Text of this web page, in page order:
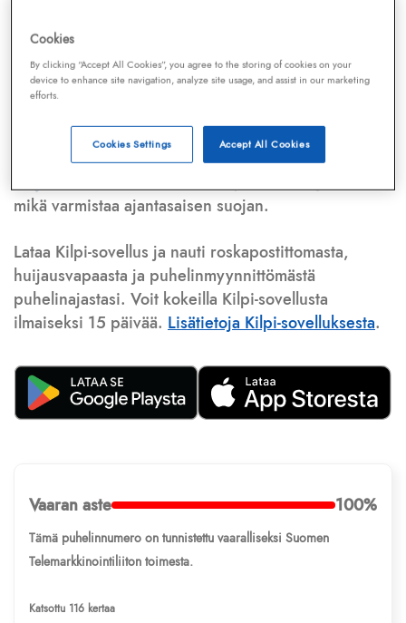
Puhelinnumero
Telemarkkinointiliiton jaKilpi-sovelluksen
tietokannasta, joka kattaa satoja tuhansia
Lisäksi tunnistamme automaattisesti, jos kyseessä on
puhelinhuijarin numero, sähköpostiosoitetai
huijausviesti. Tietokantaamme päivitetään jatkuvasti,
mikä varmistaa ajantasaisen suojan.
Lataa Kilpi-sovellus ja nauti roskapostittomasta,
huijausvapaasta ja puhelinmyynnittömästä
puhelinajastasi. Voit kokeilla Kilpi-sovellusta
ilmaiseksi 15 päivää. Lisätietoja Kilpi-sovelluksesta.
Vaaran aste 100%
Tämä puhelinnumero on tunnistettu vaaralliseksi Suomen
Telemarkkinointiliiton toimesta.
Katsottu 116 kertaa
Cookies
By clicking “Accept All Cookies”, you agree to the storing of cookies on your
device to enhance site navigation, analyze site usage, and assist in our marketing
efforts.
Accept All Cookies
Cookies Settings